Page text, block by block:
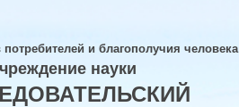
и благополучия человека
науки